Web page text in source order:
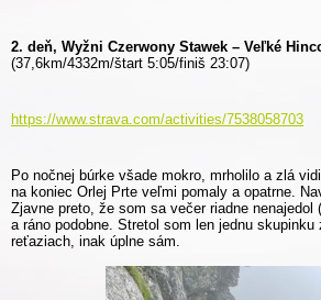
2. deň, Wyžni Czerwony Stawek – Veľké
(37,6km/4332m/štart 5:05/finiš 23:07)
https://www.strava.com/activities/7538058703
Po nočnej búrke všade mokro, mrholilo a zlá
na koniec Orlej Prte veľmi pomaly a opatrne.
Zjavne preto, že som sa večer riadne nenajedol
a ráno podobne. Stretol som len jednu
reťaziach, inak úplne sám.